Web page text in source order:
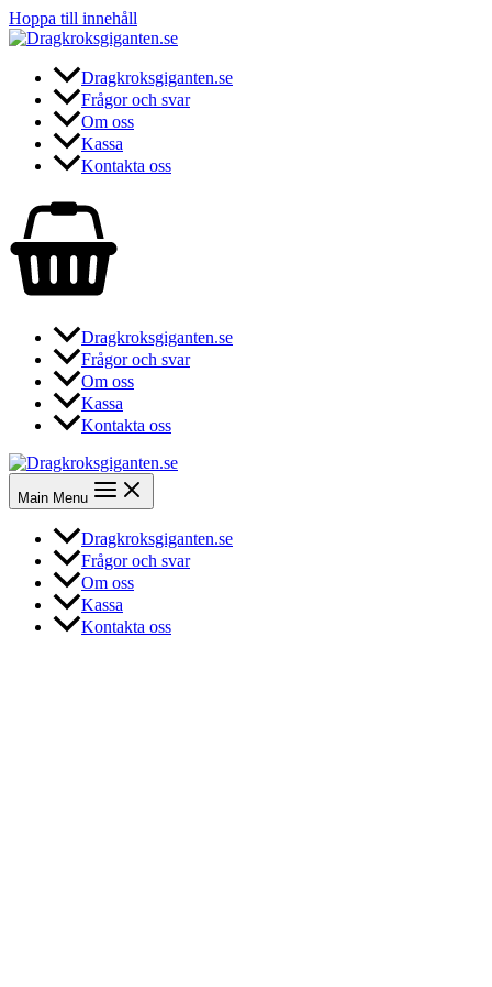
Hoppa till innehåll
Dragkroksgiganten.se
Frågor och svar
Om oss
Kassa
Kontakta oss
Dragkroksgiganten.se
Frågor och svar
Om oss
Kassa
Kontakta oss
Main Menu
Dragkroksgiganten.se
Frågor och svar
Om oss
Kassa
Kontakta oss